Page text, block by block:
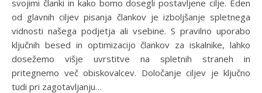
svojimi članki in kako bomo dosegli postavljene cilje. Eden
od glavnih ciljev pisanja člankov je izboljšanje spletnega
vidnosti našega podjetja ali vsebine. S pravilno uporabo
ključnih besed in optimizacijo člankov za iskalnike, lahko
dosežemo višje uvrstitve na spletnih straneh in
pritegnemo več obiskovalcev. Določanje ciljev je ključno
tudi pri zagotavljanju…